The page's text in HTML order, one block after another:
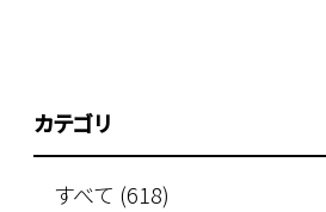
カテゴリ
すべて (618)